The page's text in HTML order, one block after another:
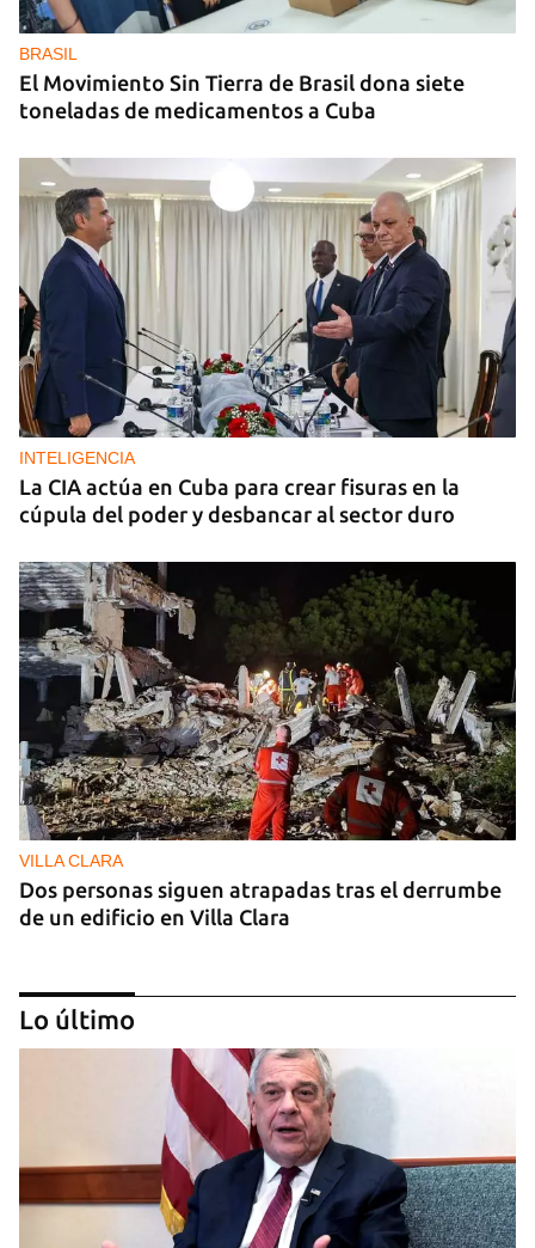
BRASIL
El Movimiento Sin Tierra de Brasil dona siete
toneladas de medicamentos a Cuba
INTELIGENCIA
La CIA actúa en Cuba para crear fisuras en la
cúpula del poder y desbancar al sector duro
VILLA CLARA
Dos personas siguen atrapadas tras el derrumbe
de un edificio en Villa Clara
Lo último